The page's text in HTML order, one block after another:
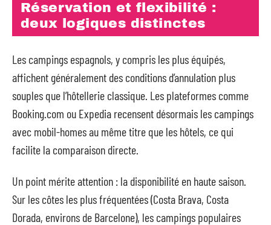
Réservation et flexibilité :
deux logiques distinctes
Les campings espagnols, y compris les plus équipés,
affichent généralement des conditions d’annulation plus
souples que l’hôtellerie classique. Les plateformes comme
Booking.com ou Expedia recensent désormais les campings
avec mobil-homes au même titre que les hôtels, ce qui
facilite la comparaison directe.
Un point mérite attention : la disponibilité en haute saison.
Sur les côtes les plus fréquentées (Costa Brava, Costa
Dorada, environs de Barcelone), les campings populaires